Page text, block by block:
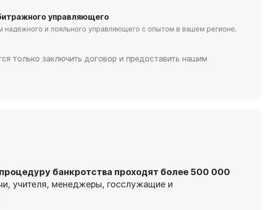
управляющего
и лояльного управляющего с опытом в вашем регионе.
только заключить договор и предоставить нашим
банкротства проходят более 500 000
учителя, менеджеры, госслужащие и